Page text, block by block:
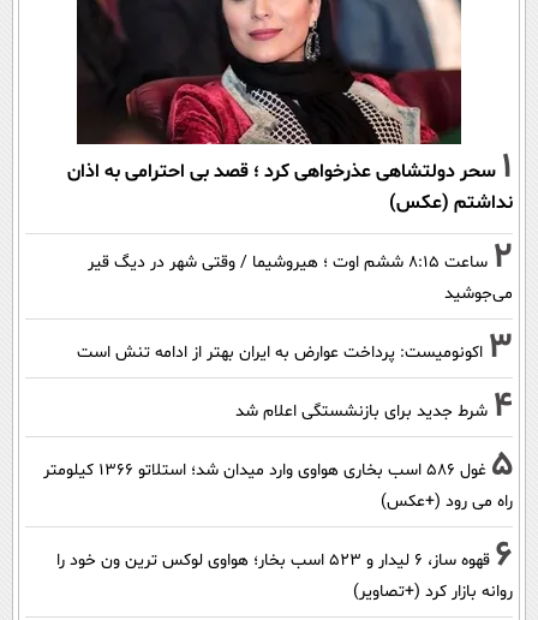
1 سحر دولتشاهی عذرخواهی کرد ؛ قصد بی احترامی به اذان
نداشتم (عکس)
2
ساعت ۸:۱۵ ششم اوت ؛ هیروشیما / وقتی شهر در دیگ قیر
می‌جوشید
3 اکونومیست: پرداخت عوارض به ایران بهتر از ادامه تنش است
4 شرط جدید برای بازنشستگی اعلام شد
5
غول 586 اسب بخاری هواوی وارد میدان شد؛ استلاتو 1366 کیلومتر
راه می رود (+عکس)
6
قهوه ساز، 6 لیدار و 523 اسب بخار؛ هواوی لوکس ترین ون خود را
روانه بازار کرد (+تصاویر)